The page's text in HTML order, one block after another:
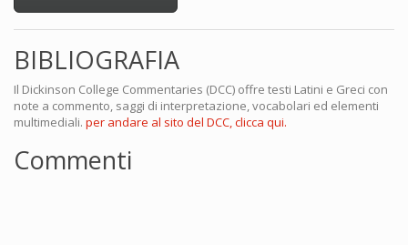
BIBLIOGRAFIA
Il Dickinson College Commentaries (DCC) offre testi Latini e Greci con
note a commento, saggi di interpretazione, vocabolari ed elementi
multimediali. per andare al sito del DCC, clicca qui.
Commenti